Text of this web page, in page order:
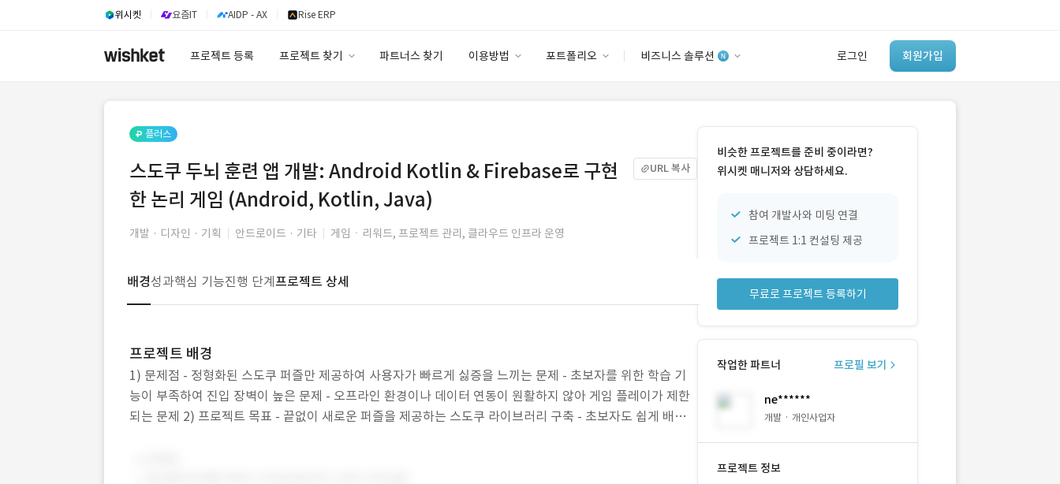
위시켓 요즘IT AIDP - AX Rise ERP
프로젝트 등록 프로젝트 찾기 파트너스 찾기 이용방법 포트폴리오 비즈니스 솔루션 로그인 회원가입
고객센터
안심 코드 케어
스토어
‘이런 거’ 만들어본
개발 회사 있어?
플러스
스도쿠 두뇌 훈련 앱 개발: Android Kotlin & Firebase로 구현
한 논리 게임 (Android, Kotlin, Java)
URL 복사
개발 · 디자인 · 기획 안드로이드 · 기타 게임ㆍ리워드, 프로젝트 관리, 클라우드 인프라 운영
배경성과핵심 기능진행 단계 프로젝트 상세
프로젝트 배경
1) 문제점 - 정형화된 스도쿠 퍼즐만 제공하여 사용자가 빠르게 싫증을 느끼는 문제 - 초보자를 위한 학습 기
능이 부족하여 진입 장벽이 높은 문제 - 오프라인 환경이나 데이터 연동이 원활하지 않아 게임 플레이가 제한
되는 문제 2) 프로젝트 목표 - 끝없이 새로운 퍼즐을 제공하는 스도쿠 라이브러리 구축 - 초보자도 쉽게 배울
비슷한 프로젝트를 준비 중이라면?
위시켓 매니저와 상담하세요.
참여 개발사와 미팅 연결
프로젝트 1:1 컨설팅 제공
무료로 프로젝트 등록하기
작업한 파트너 프로필 보기
ne******
개발 · 개인사업자
프로젝트 정보